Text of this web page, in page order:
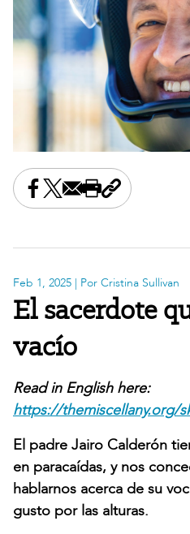
Share this on Facebook
Share this on X
Share this by email
Print this page
Copy the
Feb 1, 2025 | Por Cristina Sullivan
El sacerdote
vacío
Read in English here:
https://themiscellany.org/
El padre Jairo Calderón
en paracaídas, y nos
hablarnos acerca de su
gusto por las alturas.